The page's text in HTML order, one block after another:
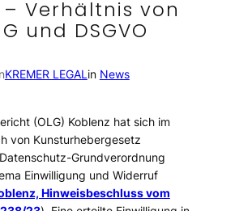
Verhältnis von
und DSGVO
KREMER LEGALin News
(OLG) Koblenz hat sich im
von Kunsturhebergesetz
Grundverordnung
Einwilligung und Widerruf
Hinweisbeschluss vom